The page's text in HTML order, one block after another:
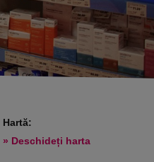
Hartă:
» Deschideți harta